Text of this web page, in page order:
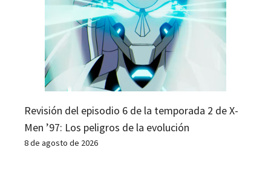
Revisión del episodio 6 de la temporada 2 de X-
Men ’97: Los peligros de la evolución
8 de agosto de 2026